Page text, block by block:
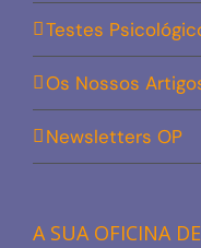
Testes
Os Nossos
Newsletters OP
A SUA OFICINA